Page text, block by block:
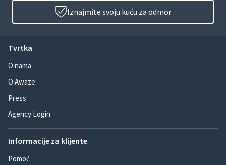
Iznajmite svoju kuću za odmor
Tvrtka
O nama
O Awaze
Press
Agency Login
Informacije za klijente
Pomoć